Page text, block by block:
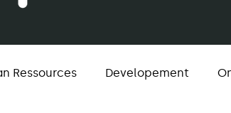
Ressources Developement